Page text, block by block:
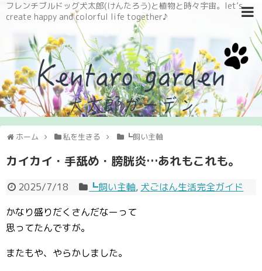
フレンチブルドッグ犬太郎(けんたろう)と植物と時々宇宙。let’s
create happy and colorful life together♪
ホーム 私を生きる ┗飼い主軸
カイカイ・手舐め・膀胱炎…あれもこれも。
2025/7/18 ┗飼い主軸, 犬ごはん生活完全ガイド
かなり盛りだくさんだなーって
思ってたんですが。
またもや、やらかしました。